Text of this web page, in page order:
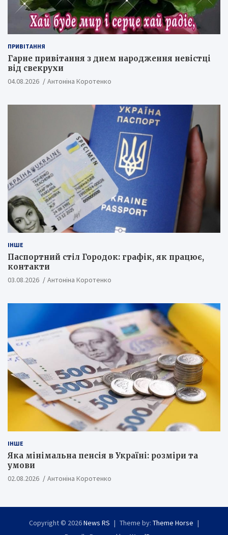
ПРИВІТАННЯ
Гарне привітання з днем народження невістці
від свекрухи
04.08.2026 Антоніна Коротенко
ІНШЕ
Паспортний стіл Городок: графік, як працює,
контакти
03.08.2026 Антоніна Коротенко
ІНШЕ
Яка мінімальна пенсія в Україні: розміри та
умови
02.08.2026 Антоніна Коротенко
Copyright © 2026News RS Theme by: Theme Horse